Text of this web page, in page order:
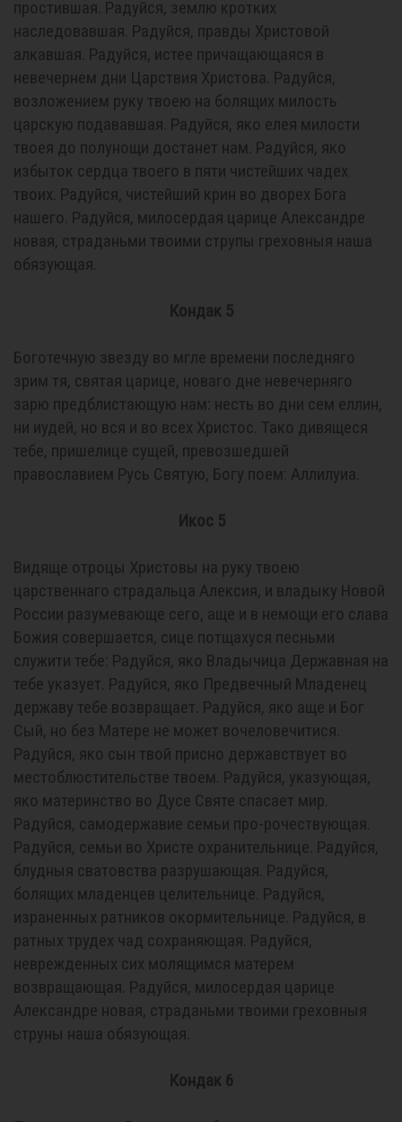
простившая. Радуйся, землю кротких
наследовавшая. Радуйся, правды Христовой
алкавшая. Радуйся, истее причащающаяся в
невечернем дни Царствия Христова. Радуйся,
возложением руку твоею на болящих милость
царскую подававшая. Радуйся, яко елея милости
твоея до полунощи достанет нам. Радуйся, яко
избыток сердца твоего в пяти чистейших чадех
твоих. Радуйся, чистейший крин во дворех Бога
нашего. Радуйся, милосердая царице Александре
новая, страданьми твоими струпы греховныя наша
обязующая.
Кондак 5
Боготечную звезду во мгле времени последняго
зрим тя, святая царице, новаго дне невечерняго
зарю предблистающую нам: несть во дни сем еллин,
ни иудей, но вся и во всех Христос. Тако дивящеся
тебе, пришелице сущей, превозшедшей
православием Русь Святую, Богу поем: Аллилуиа.
Икос 5
Видяще отроцы Христовы на руку твоею
царственнаго страдальца Алексия, и владыку Новой
России разумевающе сего, аще и в немощи его слава
Божия совершается, сице потщахуся песньми
служити тебе: Радуйся, яко Владычица Державная на
тебе указует. Радуйся, яко Предвечный Младенец
державу тебе возвращает. Радуйся, яко аще и Бог
Сый, но без Матере не может вочеловечитися.
Радуйся, яко сын твой присно державствует во
местоблюстительстве твоем. Радуйся, указующая,
яко материнство во Дусе Святе спасает мир.
Радуйся, самодержавие семьи про-рочествующая.
Радуйся, семьи во Христе охранительнице. Радуйся,
блудныя сватовства разрушающая. Радуйся,
болящих младенцев целительнице. Радуйся,
израненных ратников окормительнице. Радуйся, в
ратных трудех чад сохраняющая. Радуйся,
неврежденных сих молящимся матерем
возвращающая. Радуйся, милосердая царице
Александре новая, страданьми твоими греховныя
струны наша обязующая.
Кондак 6